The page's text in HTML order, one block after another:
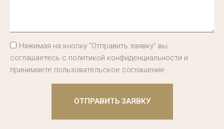
Нажимая на кнопку "Отправить заявку" вы
соглашаетесь с политикой конфиденциальности и
принимаете пользовательское соглашение
ОТПРАВИТЬ ЗАЯВКУ